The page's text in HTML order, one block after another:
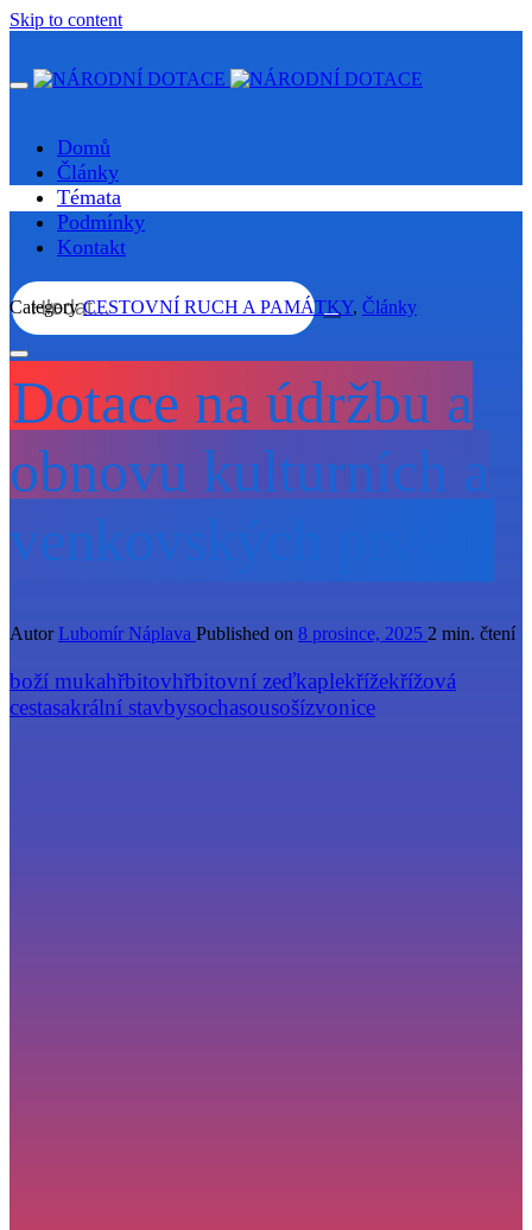
Skip to content
Domů
Články
Témata
Podmínky
Kontakt
Category CESTOVNÍ RUCH A PAMÁTKY, Články
Dotace na údržbu a
obnovu kulturních a
venkovských prvků
Autor Lubomír Náplava Published on 8 prosince, 2025 2 min. čtení
boží mukahřbitovhřbitovní zeďkaplekřížekřížová
cestasakrální stavbysochasousošízvonice